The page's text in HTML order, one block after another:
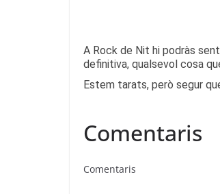
A Rock de Nit hi podràs
definitiva, qualsevol cosa
Estem tarats, però segur
Comentaris
Comentaris